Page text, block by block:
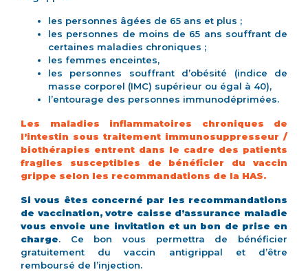
les personnes âgées de 65 ans et plus ;
les personnes de moins de 65 ans souffrant de
certaines maladies chroniques ;
les femmes enceintes,
les personnes souffrant d’obésité (indice de
masse corporel (IMC) supérieur ou égal à 40),
l’entourage des personnes immunodéprimées.
Les maladies inflammatoires chroniques de
l’intestin sous traitement immunosuppresseur /
biothérapies entrent dans le cadre des patients
fragiles susceptibles de bénéficier du vaccin
grippe selon les recommandations de la HAS.
Si vous êtes concerné par les recommandations
de vaccination, votre caisse d’assurance maladie
vous envoie une invitation et un bon de prise en
charge. Ce bon vous permettra de bénéficier
gratuitement du vaccin antigrippal et d’être
remboursé de l’injection.